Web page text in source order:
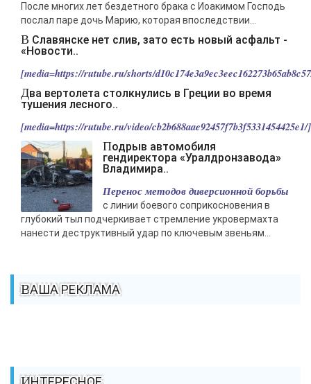
После многих лет бездетного брака с Иоакимом Господь
послал паре дочь Марию, которая впоследствии...
В Славянске нет слив, зато есть новый асфальт -
«Новости..
[media=https://rutube.ru/shorts/
Два вертолета столкнулись в Греции во время
тушения лесного..
[media=https://rutube.ru/video/
Подрыв автомобиля
гендиректора «Уралдронзавода»
Владимира..
Перенос методов диверсионной борьбы
с линии боевого соприкосновения в
глубокий тыл подчеркивает стремление укровермахта
нанести деструктивный удар по ключевым звеньям...
ВАША РЕКЛАМА